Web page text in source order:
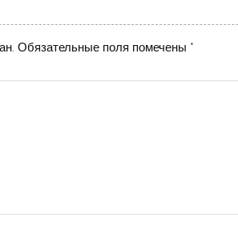
Обязательные поля помечены *